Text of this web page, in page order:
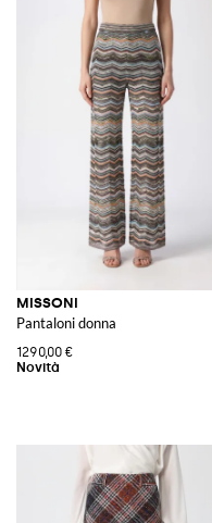
MISSONI
Pantaloni donna
1290,00 €